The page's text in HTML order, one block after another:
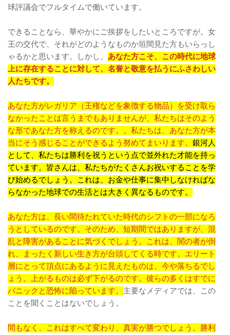
球評議会でフルタイムで働いています。
できることなら、華やかにご挨拶をしたいところですが。女
王の交代で、それがどのようなものか垣間見た方もいらっし
ゃるかと思います。しかし、 あなた方こそ、この時代に地球
上に存在することに対して、名誉と敬意を払うにふさわしい
人たちです。
あなた方がレガリア（王権などを象徴する物品）を受け取ら
なかったことは言うまでもありませんが、私たちはそのよう
な形であなた方を称えるのです。。私たちは、あなた方が本
当にそう感じることができるよう努めてまいります。 銀河人
として、私たちは勝利を祝うという点で並外れた才能を持っ
ています。皆さんは、私たちがたくさんお祝いすることを学
び始めるでしょう。これは、お金や仕事に集中しなければな
らなかった地球での生活とは大きく異なるものです。
あなた方は、長い間待たれていた時代のシフトの一部になろ
うとしているのです。そのため、短期間ではありますが、混
乱と障害があることに気づくでしょう。これは、闇の者が倒
れ、まったく新しい生き方が台頭してくる時です。エリート
層にとって頂点にあるように見えたものは、今や落ちるでし
ょう。上がるものは必ず下がるのです。彼らの多くはすでに
パニックと恐怖に陥っています。 主要なメディアでは、この
ことを聞くことはないでしょう。
間もなく、これはすべて変わり、真実が勝つでしょう。勝利